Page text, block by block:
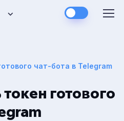
чат-бота в Telegram
готового